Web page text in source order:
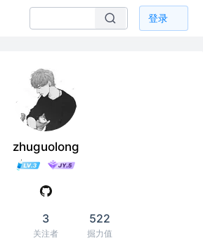
登录
zhuguolong
3
关注者
522
掘力值